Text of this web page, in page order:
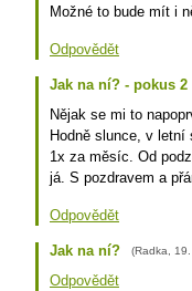
Možné to bude mít i
Odpovědět
Jak na ní? - pokus 2
Nějak se mi to
Hodně slunce, v
1x za měsíc. Od
já. S pozdravem a
Odpovědět
Jak na ní? (Radka
Odpovědět